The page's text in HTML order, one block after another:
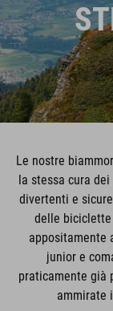
Le nostre
la stessa cura
divertenti e
delle biciclette
appositamente
junior e
praticamente già
ammirate